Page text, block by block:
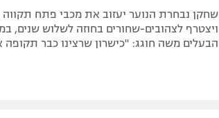
שחקן נבחרת הנוער יעזוב את מכבי פתח
ויצטרף לצהובים-שחורים בחוזה לשלוש שנים,
הבעלים משה חוגג: "כישרון שרצינו כבר תקופה